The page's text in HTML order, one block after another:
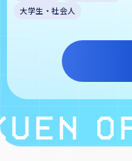
大学生・社会人